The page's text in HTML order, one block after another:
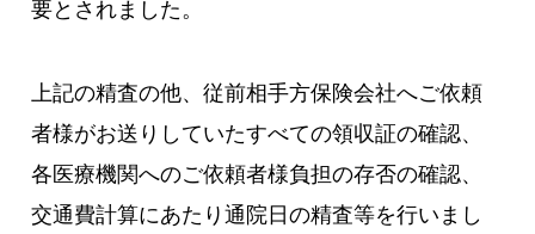
要とされました。
上記の精査の他、従前相手方保険会社へご依頼
者様がお送りしていたすべての領収証の確認、
各医療機関へのご依頼者様負担の存否の確認、
交通費計算にあたり通院日の精査等を行いまし